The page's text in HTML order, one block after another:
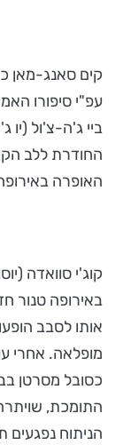
קים סאנג-מאן
עפ"י סיפורו
ביי ג'ה-צ'ול (יו
החודרת ללב
האופרה
קוג'י סוואדה
באירופה טנור
אותו לסבב
מופלאה. אחרי
כסובל מסרטן
התומכת,
הניתוח נפגעים